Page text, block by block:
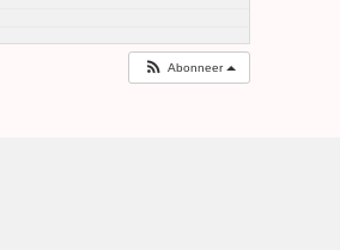
Abonneer